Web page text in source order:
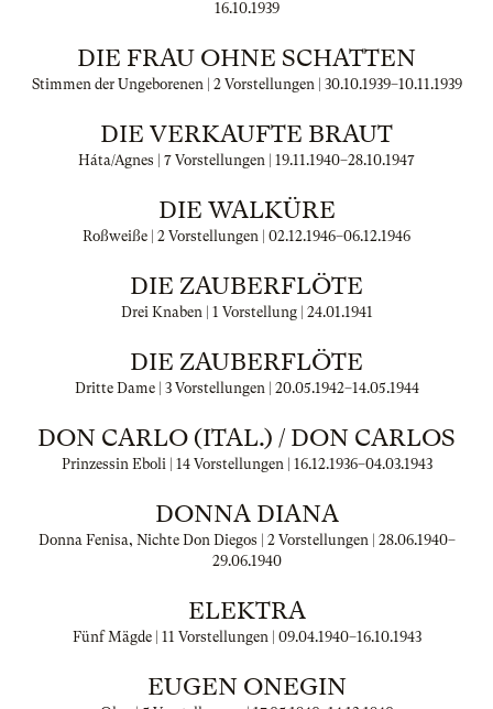
16.10.1939
DIE FRAU OHNE SCHATTEN
Stimmen der Ungeborenen | 2 Vorstellungen | 30.10.1939–10.11.1939
DIE VERKAUFTE BRAUT
Háta/Agnes | 7 Vorstellungen | 19.11.1940–28.10.1947
DIE WALKÜRE
Roßweiße | 2 Vorstellungen | 02.12.1946–06.12.1946
DIE ZAUBERFLÖTE
Drei Knaben | 1 Vorstellung | 24.01.1941
DIE ZAUBERFLÖTE
Dritte Dame | 3 Vorstellungen | 20.05.1942–14.05.1944
DON CARLO (ITAL.) / DON CARLOS
Prinzessin Eboli | 14 Vorstellungen | 16.12.1936–04.03.1943
DONNA DIANA
Donna Fenisa, Nichte Don Diegos | 2 Vorstellungen | 28.06.1940–
29.06.1940
ELEKTRA
Fünf Mägde | 11 Vorstellungen | 09.04.1940–16.10.1943
EUGEN ONEGIN